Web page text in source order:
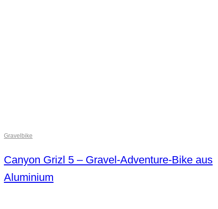
Gravelbike
Canyon Grizl 5 – Gravel-Adventure-Bike aus
Aluminium